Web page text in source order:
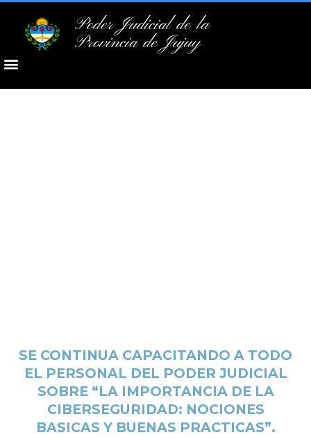
Poder Judicial de la
Provincia de Jujuy
SE CONTINUA CAPACITANDO A TODO
EL PERSONAL DEL PODER JUDICIAL
SOBRE “LA IMPORTANCIA DE LA
CIBERSEGURIDAD: NOCIONES
BASICAS Y BUENAS PRACTICAS”.